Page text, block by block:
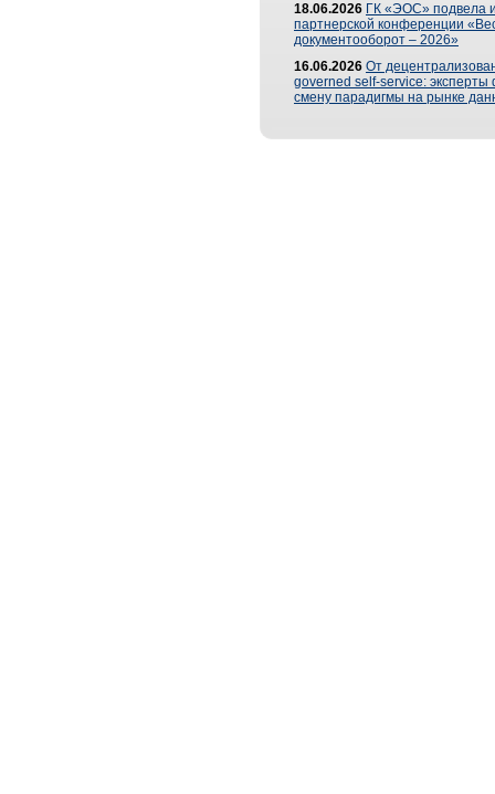
18.06.2026 ГК «ЭОС» подвела
партнерской конференции
документооборот – 2026»
16.06.2026 От
governed self-service: эксперты
смену парадигмы на рынке